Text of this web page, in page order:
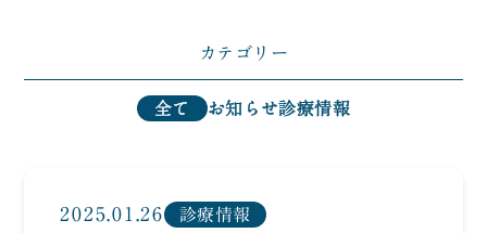
お問い合わせ Contact
カテゴリー
全て お知らせ診療情報
2025.01.26 診療情報